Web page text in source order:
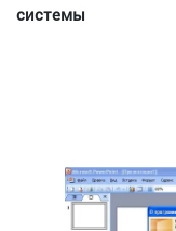
системы